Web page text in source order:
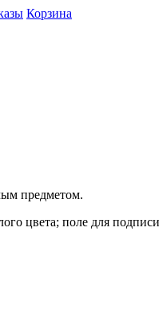
Корзина
предметом.
цвета; поле для